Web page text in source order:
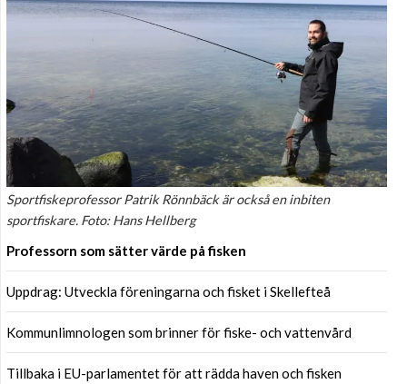
Sportfiskeprofessor Patrik Rönnbäck är också en inbiten
sportfiskare. Foto: Hans Hellberg
Professorn som sätter värde på fisken
Uppdrag: Utveckla föreningarna och fisket i Skellefteå
Kommunlimnologen som brinner för fiske- och vattenvård
Tillbaka i EU-parlamentet för att rädda haven och fisken